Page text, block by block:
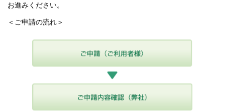
お進みください。
＜ご申請の流れ＞